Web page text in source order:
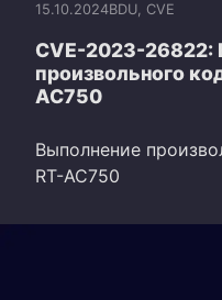
15.10.2024BDU, CVE
CVE-2023-26822:
произвольного
AC750
Выполнение
RT-AC750